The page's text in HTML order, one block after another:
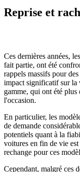
Reprise et
Ces dernières années,
fait partie, ont été
rappels massifs pour
impact significatif sur la
gamme, qui ont été
l'occasion.
En particulier, les
de demande
potentiels quant à la
voitures en fin de vie
rechange pour ces
Cependant, malgré ces